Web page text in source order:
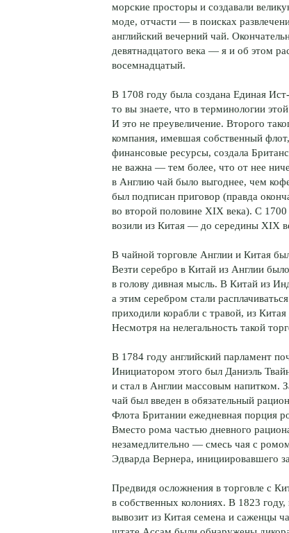
морские просторы и создавали
моде, отчасти — в поисках
английский вечерний чай.
девятнадцатого века — я и об этом
восемнадцатый.
В 1708 году была создана Единая
то вы знаете, что в терминологии
И это не преувеличение. Второго
компания, имевшая собственный
финансовые ресурсы, создала
не важна — тем более, что от нее
в Англию чай было выгоднее, чем
был подписан приговор (правда
во второй половине XIX века). С 1700
возили из Китая — до середины XIX
В чайной торговле Англии и Китая
Везти серебро в Китай из Англии
в голову дивная мысль. В Китай из
а этим серебром стали
приходили корабли с травой, из
Несмотря на нелегальность такой
В 1784 году английский парламент
Инициатором этого был Даниэль
и стал в Англии массовым напитком.
чай был введен в обязательный
Флота Британии ежедневная порция
Вместо рома частью дневного
незамедлительно — смесь чая с
Эдварда Вернера, инициировавшего
Предвидя осложнения в торговле с
в собственных колониях. В 1823
вывозит из Китая семена и саженцы